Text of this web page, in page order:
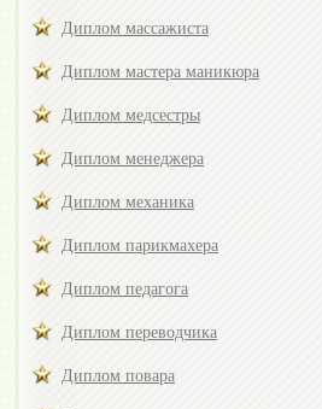
Диплом массажиста
Диплом мастера маникюра
Диплом медсестры
Диплом менеджера
Диплом механика
Диплом парикмахера
Диплом педагога
Диплом переводчика
Диплом повара